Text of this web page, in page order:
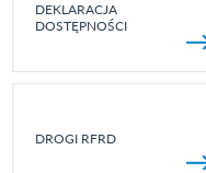
DEKLARACJA
DOSTĘPNOŚCI
DROGI RFRD